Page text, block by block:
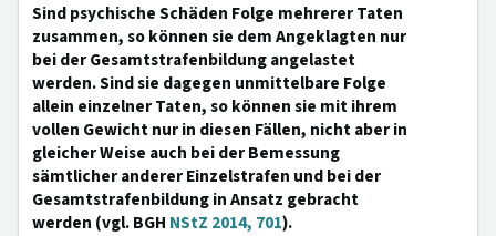
Sind psychische Schäden Folge mehrerer Taten
zusammen, so können sie dem Angeklagten nur
bei der Gesamtstrafenbildung angelastet
werden. Sind sie dagegen unmittelbare Folge
allein einzelner Taten, so können sie mit ihrem
vollen Gewicht nur in diesen Fällen, nicht aber in
gleicher Weise auch bei der Bemessung
sämtlicher anderer Einzelstrafen und bei der
Gesamtstrafenbildung in Ansatz gebracht
werden (vgl. BGH NStZ 2014, 701).